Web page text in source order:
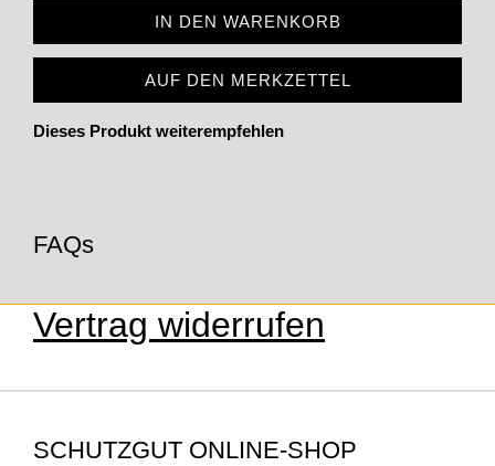
IN DEN WARENKORB
AUF DEN MERKZETTEL
Dieses Produkt weiterempfehlen
FAQs
Vertrag widerrufen
SCHUTZGUT ONLINE-SHOP